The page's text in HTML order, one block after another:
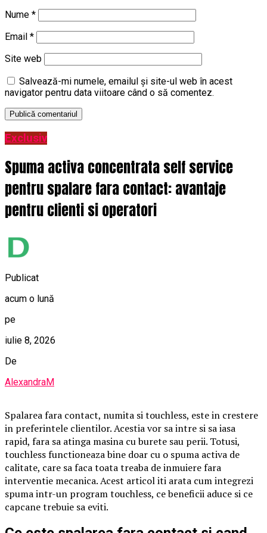
Nume *
Email *
Site web
Salvează-mi numele, emailul și site-ul web în acest
navigator pentru data viitoare când o să comentez.
Exclusiv
Spuma activa concentrata self service
pentru spalare fara contact: avantaje
pentru clienti si operatori
Publicat
acum o lună
pe
iulie 8, 2026
De
AlexandraM
Spalarea fara contact, numita si touchless, este in crestere
in preferintele clientilor. Acestia vor sa intre si sa iasa
rapid, fara sa atinga masina cu burete sau perii. Totusi,
touchless functioneaza bine doar cu o spuma activa de
calitate, care sa faca toata treaba de inmuiere fara
interventie mecanica. Acest articol iti arata cum integrezi
spuma intr-un program touchless, ce beneficii aduce si ce
capcane trebuie sa eviti.